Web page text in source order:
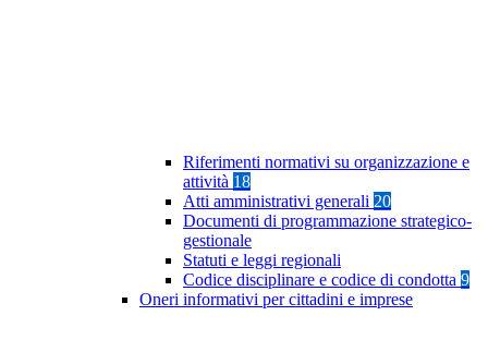
Riferimenti normativi su organizzazione e
attività 18
Atti amministrativi generali 20
Documenti di programmazione strategico-
gestionale
Statuti e leggi regionali
Codice disciplinare e codice di condotta 9
Oneri informativi per cittadini e imprese